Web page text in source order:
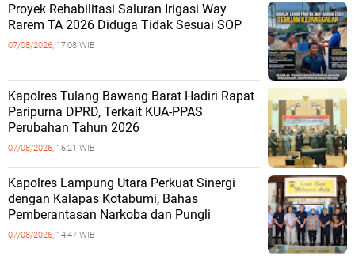
Proyek Rehabilitasi Saluran Irigasi Way
Rarem TA 2026 Diduga Tidak Sesuai SOP
07/08/2026, 17:08 WIB
Kapolres Tulang Bawang Barat Hadiri Rapat
Paripurna DPRD, Terkait KUA-PPAS
Perubahan Tahun 2026
07/08/2026, 16:21 WIB
Kapolres Lampung Utara Perkuat Sinergi
dengan Kalapas Kotabumi, Bahas
Pemberantasan Narkoba dan Pungli
07/08/2026, 14:47 WIB